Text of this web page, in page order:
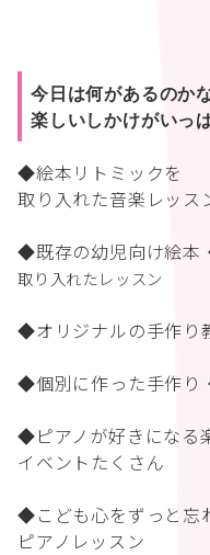
今日は何があるのか
楽しいしかけがいっ
◆絵本リトミックを
取り入れた音楽レッス
◆既存の幼児向け絵本
取り入れたレッスン
◆オリジナルの手作り
◆個別に作った手作り
◆ピアノが好きになる
イベントたくさん
◆こども心をずっと忘
ピアノレッスン